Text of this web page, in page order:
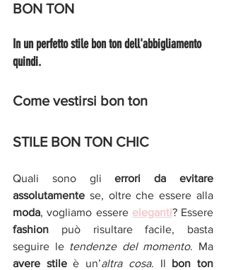
BON TON
In un perfetto stile bon ton dell'abbigliamento
quindi.
Come vestirsi bon ton
STILE BON TON CHIC
Quali sono gli errori da evitare
assolutamente
moda, vogliamo essere eleganti
fashion può risultare facile, basta
seguire le tendenze del momento
avere stile è un’altra cosa. Il bon ton